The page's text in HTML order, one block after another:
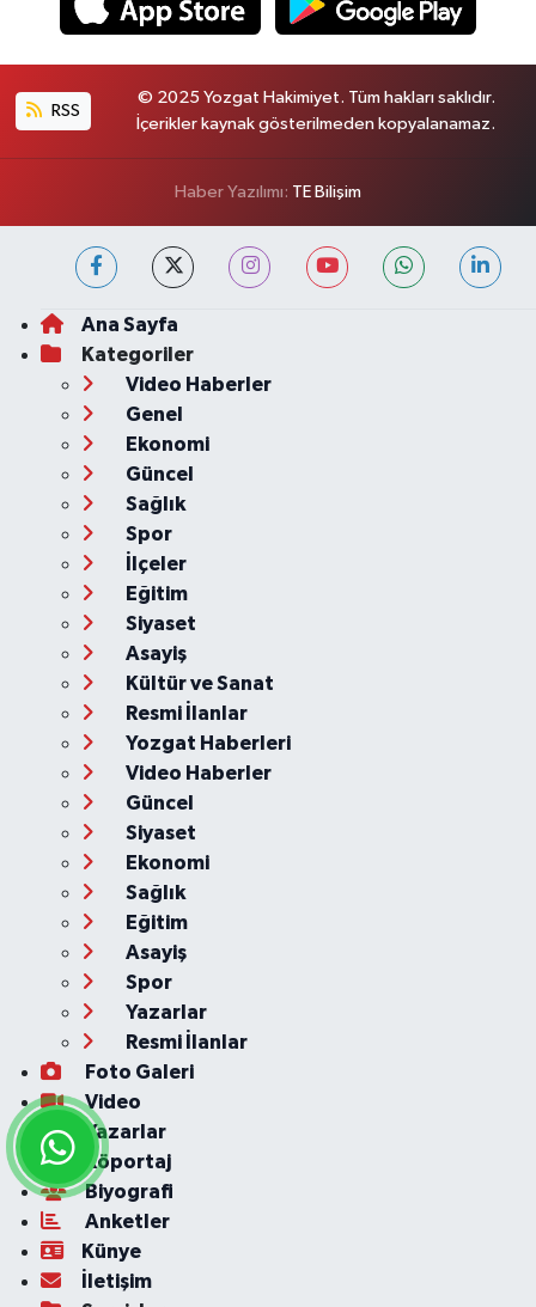
RSS
© 2025 Yozgat Hakimiyet. Tüm hakları saklıdır.
İçerikler kaynak gösterilmeden kopyalanamaz.
Haber Yazılımı: TE Bilişim
Ana Sayfa
Kategoriler
Video Haberler
Genel
Ekonomi
Güncel
Sağlık
Spor
İlçeler
Eğitim
Siyaset
Asayiş
Kültür ve Sanat
Resmi İlanlar
Yozgat Haberleri
Video Haberler
Güncel
Siyaset
Ekonomi
Sağlık
Eğitim
Asayiş
Spor
Yazarlar
Resmi İlanlar
Foto Galeri
Video
Yazarlar
Röportaj
Biyografi
Anketler
Künye
İletişim